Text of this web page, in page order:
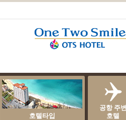
호텔타입
공항 주변
호텔